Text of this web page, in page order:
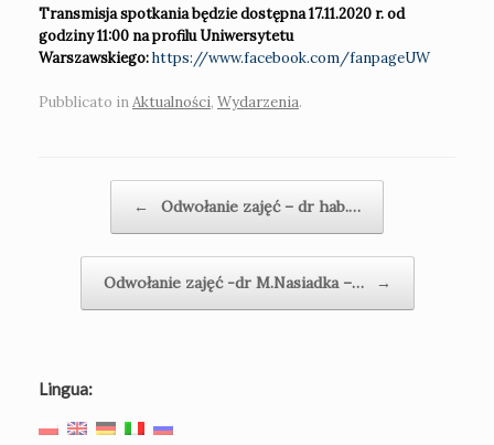
Transmisja spotkania będzie dostępna 17.11.2020 r. od
godziny 11:00 na profilu Uniwersytetu
Warszawskiego:https://www.facebook.com/fanpageUW
Pubblicato inAktualności, Wydarzenia.
← Odwołanie zajęć – dr hab.…
Odwołanie zajęć -dr M.Nasiadka –… →
Lingua: